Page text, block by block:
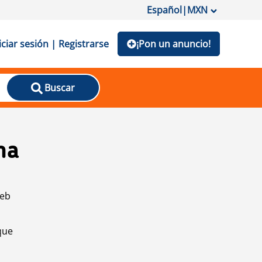
Español|MXN
sesión | Registrarse ¡Pon un anuncio!
Buscar